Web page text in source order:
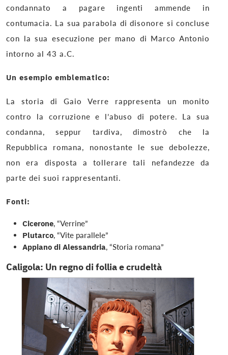
condannato a pagare ingenti ammende in
contumacia. La sua parabola di disonore si concluse
con la sua esecuzione per mano di Marco Antonio
intorno al 43 a.C.
Un esempio emblematico:
La storia di Gaio Verre rappresenta un monito
contro la corruzione e l’abuso di potere. La sua
condanna, seppur tardiva, dimostrò che la
Repubblica romana, nonostante le sue debolezze,
non era disposta a tollerare tali nefandezze da
parte dei suoi rappresentanti.
Fonti:
Cicerone, “Verrine”
Plutarco, “Vite parallele”
Appiano di Alessandria, “Storia romana”
Caligola: Un regno di follia e crudeltà